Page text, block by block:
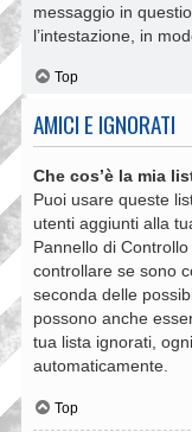
messaggio in
l’intestazione, in
Top
AMICI E IGNORATI
Che cos’è la mia
Puoi usare queste
utenti aggiunti alla
Pannello di
controllare se sono
seconda delle
possono anche
tua lista ignorati,
automaticamente.
Top